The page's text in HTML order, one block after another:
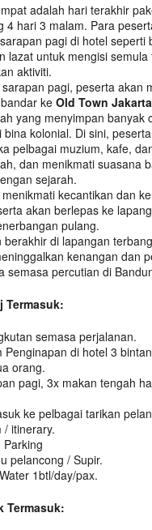
adalah hari terakhir
4 hari 3 malam. Para
pagi di hotel seperti
lazat untuk mengisi
aktiviti.
pagi, peserta akan
ke Old Town Jakarta
yang menyimpan banyak
bina kolonial. Di sini,
pelbagai muzium, kafe,
dan menikmati suasana
sejarah.
kecantikan dan
akan berlepas ke
pulang.
berakhir di lapangan
kenangan dan
semasa percutian di
Termasuk:
semasa perjalanan.
Penginapan di hotel 3
orang.
pagi, 3x makan tengah
ke pelbagai tarikan
/ itinerary.
Parking
pelancong / Supir.
1btl/day/pax.
Termasuk: